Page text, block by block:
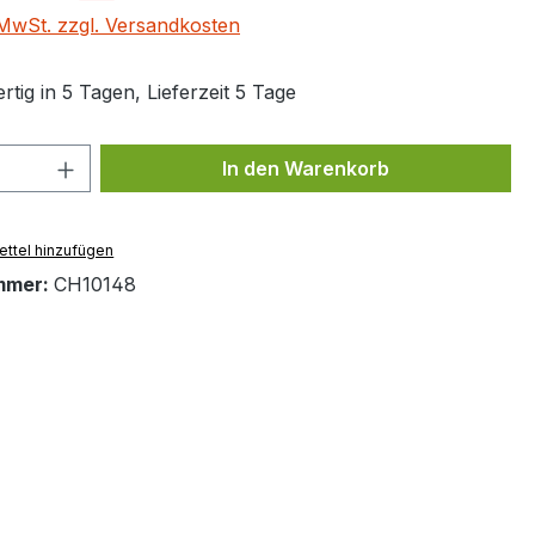
zzgl. Versandkosten
in 5 Tagen, Lieferzeit 5 Tage
Anzahl: Gib den gewünschten Wert
In den Warenkorb
hinzufügen
CH10148